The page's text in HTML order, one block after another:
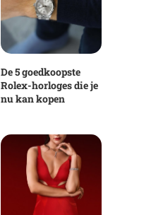
De 5 goedkoopste
Rolex-horloges die je
nu kan kopen